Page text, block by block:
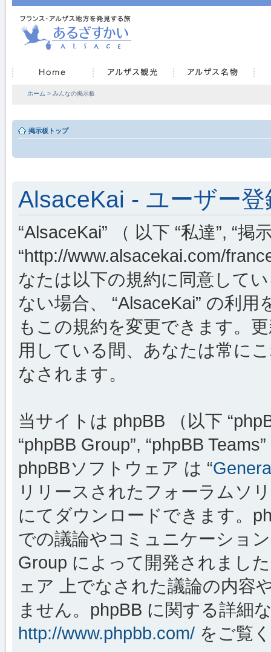
ホーム > みんなの掲示板
掲示板トップ
AlsaceKai - ユーザー登
“AlsaceKai” （ 以下 “私達”, “掲
“http://www.alsacekai.com/
なたは以下の規約に同意して
ない場合、 “AlsaceKai” の利
もこの規約を変更できます。
用している間、あなたは常に
なされます。
当サイトは phpBB （以下
“phpBB Group”, “phpBB
phpBBソフトウェア は “
リリースされたフォーラムソ
にてダウンロードできます。
での議論やコミュニケーショ
Group によって開発されまし
ェア 上でなされた議論の内容
ません。phpBB に関する詳細
http://www.phpbb.com/ をご覧